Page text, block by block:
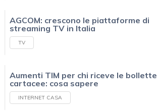
AGCOM: crescono le piattaforme di
streaming TV in Italia
TV
Aumenti TIM per chi riceve le bollette
cartacee: cosa sapere
INTERNET CASA